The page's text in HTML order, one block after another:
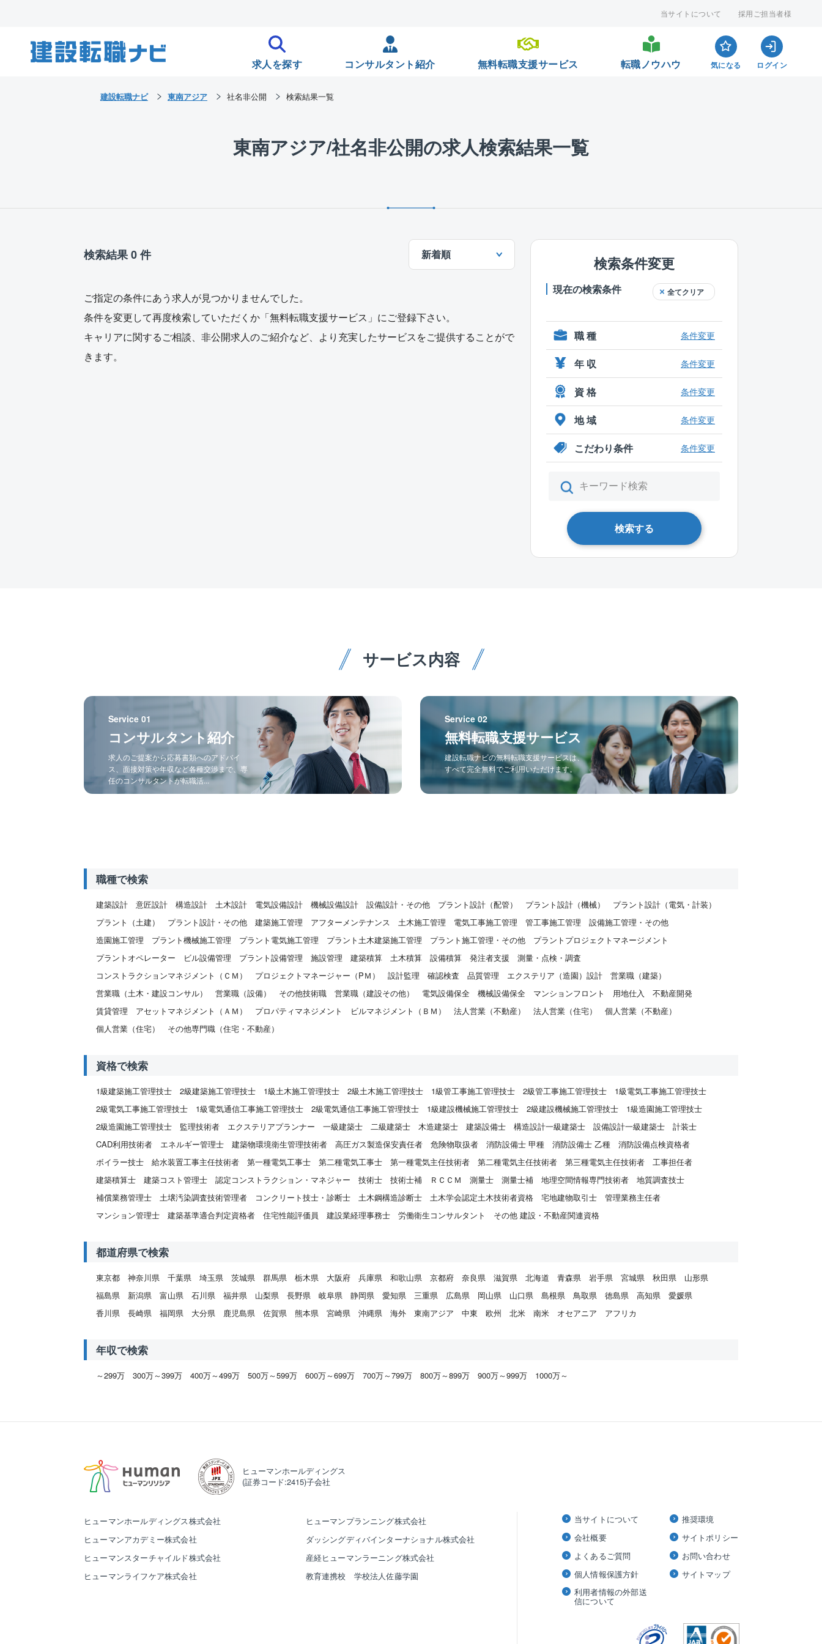
当サイトについて 採用ご担当者様
求人を探す コンサルタント紹介 無料転職支援サービス 転職ノウハウ 気になる ログイン
東南アジア/社名非公開の求人検索結果一覧
検索結果 0 件 新着順
ご指定の条件にあう求人が見つかりませんでした。
条件を変更して再度検索していただくか「無料転職支援サービス」にご登録下さい。
キャリアに関するご相談、非公開求人のご紹介など、より充実したサービスをご提供することがで
きます。
検索条件変更
現在の検索条件 全てクリア
職 種 条件変更
年 収 条件変更
資 格 条件変更
地 域 条件変更
こだわり条件 条件変更
検索する
サービス内容
Service 01
コンサルタント紹介
求人のご提案から応募書類へのアドバイ
ス、面接対策や年収など各種交渉まで、専
任のコンサルタントが転職活...
Service 02
無料転職支援サービス
建設転職ナビの無料転職支援サービスは、
すべて完全無料でご利用いただけます。
職種で検索
建築設計 意匠設計 構造設計 土木設計 電気設備設計 機械設備設計 設備設計・その他 プラント設計（配管） プラント設計（機械）
プラント設計（電気・計装）
プラント（土建）
プラント設計・その他 建築施工管理 アフターメンテナンス 土木施工管理 電気工事施工管理 管工事施工管理
設備施工管理・その他
造園施工管理
プラント機械施工管理 プラント電気施工管理 プラント土木建築施工管理 プラント施工管理・その他
プラントプロジェクトマネージメント
プラントオペレーター
ビル設備管理 プラント設備管理 施設管理 建築積算 土木積算 設備積算 発注者支援
測量・点検・調査
コンストラクションマネジメント（ＣＭ）
プロジェクトマネージャー（PＭ） 設計監理 確認検査 品質管理 エクステリア（造園）設計
営業職（建築）
営業職（土木・建設コンサル）
営業職（設備） その他技術職 営業職（建設その他） 電気設備保全 機械設備保全 マンションフロント 用地仕入
不動産開発
賃貸管理
アセットマネジメント（ＡＭ） プロパティマネジメント ビルマネジメント（ＢＭ） 法人営業（不動産） 法人営業（住宅）
個人営業（不動産）
個人営業（住宅）
その他専門職（住宅・不動産）
資格で検索
1級建築施工管理技士 2級建築施工管理技士 1級土木施工管理技士 2級土木施工管理技士 1級管工事施工管理技士 2級管工事施工管理技士
1級電気工事施工管理技士
2級電気工事施工管理技士
1級電気通信工事施工管理技士 2級電気通信工事施工管理技士 1級建設機械施工管理技士 2級建設機械施工管理技士
1級造園施工管理技士
2級造園施工管理技士
監理技術者 エクステリアプランナー 一級建築士 二級建築士 木造建築士 建築設備士 構造設計一級建築士 設備設計一級建築士
計装士
CAD利用技術者
エネルギー管理士 建築物環境衛生管理技術者 高圧ガス製造保安責任者 危険物取扱者 消防設備士 甲種 消防設備士 乙種
消防設備点検資格者
ボイラー技士
給水装置工事主任技術者 第一種電気工事士 第二種電気工事士 第一種電気主任技術者 第二種電気主任技術者 第三種電気主任技術者
工事担任者
建築積算士
建築コスト管理士 認定コンストラクション・マネジャー 技術士 技術士補 ＲＣＣＭ 測量士 測量士補 地理空間情報専門技術者
地質調査技士
補償業務管理士
土壌汚染調査技術管理者 コンクリート技士・診断士 土木鋼構造診断士 土木学会認定土木技術者資格 宅地建物取引士
管理業務主任者
マンション管理士
建築基準適合判定資格者 住宅性能評価員 建設業経理事務士 労働衛生コンサルタント その他 建設・不動産関連資格
都道府県で検索
東京都 神奈川県 千葉県 埼玉県 茨城県 群馬県 栃木県 大阪府 兵庫県 和歌山県 京都府 奈良県 滋賀県 北海道 青森県 岩手県 宮城県 秋田県
山形県
福島県
新潟県 富山県 石川県 福井県 山梨県 長野県 岐阜県 静岡県 愛知県 三重県 広島県 岡山県 山口県 島根県 鳥取県 徳島県 高知県
愛媛県
香川県
長崎県 福岡県 大分県 鹿児島県 佐賀県 熊本県 宮崎県 沖縄県 海外 東南アジア 中東 欧州 北米 南米 オセアニア アフリカ
年収で検索
～299万 300万～399万 400万～499万 500万～599万 600万～699万 700万～799万 800万～899万 900万～999万 1000万～
建設転職ナビ 東南アジア 社名非公開 検索結果一覧
ヒューマンホールディングス
(証券コード:2415)子会社
ヒューマンホールディングス株式会社
ヒューマンアカデミー株式会社
ヒューマンスターチャイルド株式会社
ヒューマンライフケア株式会社
ヒューマンプランニング株式会社
ダッシングディバインターナショナル株式会社
産経ヒューマンラーニング株式会社
教育連携校 学校法人佐藤学園
当サイトについて
会社概要
よくあるご質問
個人情報保護方針
利用者情報の外部送
信について
推奨環境
サイトポリシー
お問い合わせ
サイトマップ